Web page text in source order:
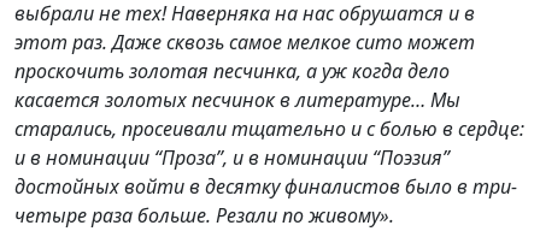
выбрали не тех! Наверняка на нас обрушатся и в
этот раз. Даже сквозь самое мелкое сито может
проскочить золотая песчинка, а уж когда дело
касается золотых песчинок в литературе… Мы
старались, просеивали тщательно и с болью в сердце:
и в номинации “Проза”, и в номинации “Поэзия”
достойных войти в десятку финалистов было в три-
четыре раза больше. Резали по живому».